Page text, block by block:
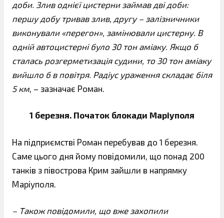
доби. Злив однієї цистерни займав дві доби:
першу добу тривав злив, другу – залізничники
виконували «перегон», замінювали цистерну. В
одній автоцистерні було 30 тон аміаку. Якщо б
сталась розгерметизація судини, то 30 тон аміаку
вийшло б в повітря. Радіус ураження складає біля
5 км , – зазначає Роман.
1 березня. Початок блокади Маріуполя
На підприємстві Роман перебував до 1 березня.
Саме цього дня йому повідомили, що понад 200
танків з півострова Крим зайшли в напрямку
Маріуполя.
– Також повідомили, що вже захопили